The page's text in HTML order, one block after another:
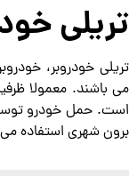
تریلی
تریلی خودروبر،
است. حمل خودرو توسط
برون شهری استفاده